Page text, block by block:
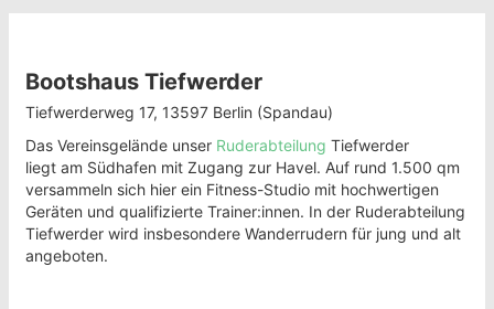
Bootshaus Tiefwerder
Tiefwerderweg 17, 13597 Berlin (Spandau)
Das Vereinsgelände unser Ruderabteilung Tiefwerder
liegt am Südhafen mit Zugang zur Havel. Auf rund 1.500 qm
versammeln sich hier ein Fitness-Studio mit hochwertigen
Geräten und qualifizierte Trainer:innen. In der Ruderabteilung
Tiefwerder wird insbesondere Wanderrudern für jung und alt
angeboten.